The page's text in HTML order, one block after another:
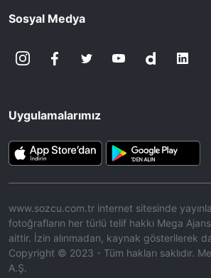
Sosyal Medya
Uygulamalarımız
www.sozcu.com.tr internet sitesinde
fotoğrafların her türlü telif hakkı Mega
aittir. İzin alınmadan, kaynak gösterilerek
Copyright © 2023 - Tüm hakları saklıdır.
A.Ş.